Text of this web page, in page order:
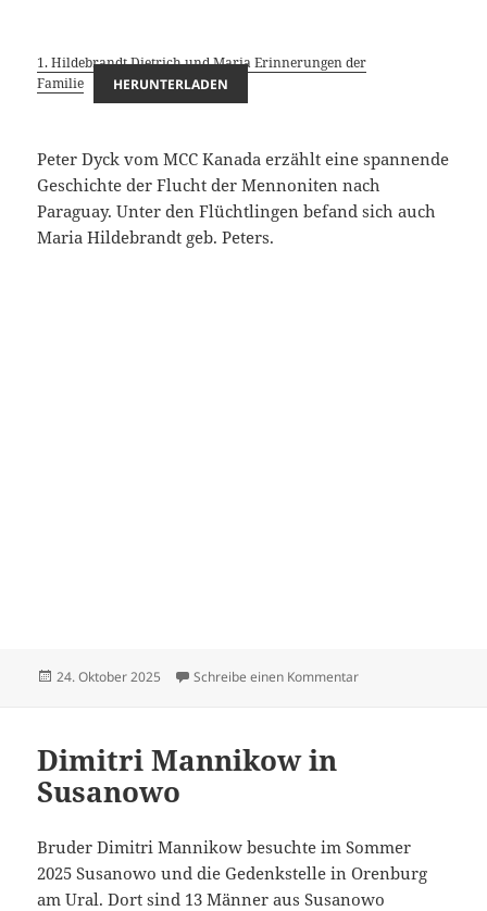
1. Hildebrandt Dietrich und Maria Erinnerungen der
Familie
HERUNTERLADEN
Peter Dyck vom MCC Kanada erzählt eine spannende
Geschichte der Flucht der Mennoniten nach
Paraguay. Unter den Flüchtlingen befand sich auch
Maria Hildebrandt geb. Peters.
Veröffentlicht
24. Oktober 2025 Schreibe einen Kommentarzu Hildebrandt
Dimitri Mannikow in
Susanowo
Bruder Dimitri Mannikow besuchte im Sommer
2025 Susanowo und die Gedenkstelle in Orenburg
am Ural. Dort sind 13 Männer aus Susanowo